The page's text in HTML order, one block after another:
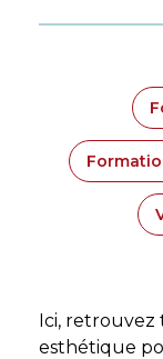
Ici, retrouvez
esthétique